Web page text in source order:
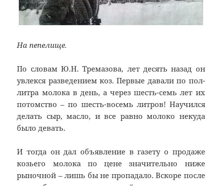
На пепелище.
По словам Ю.Н. Тремазова, лет десять назад он
увлекся разведением коз. Первые давали по пол-
литра молока в день, а через шесть-семь лет их
потомство – по шесть-восемь литров! Научился
делать сыр, масло, и все равно молоко некуда
было девать.
И тогда он дал объявление в газету о продаже
козьего молока по цене значительно ниже
рыночной – лишь бы не пропадало. Вскоре после